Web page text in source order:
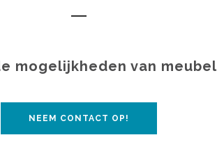
mogelijkheden van
NEEM CONTACT OP!